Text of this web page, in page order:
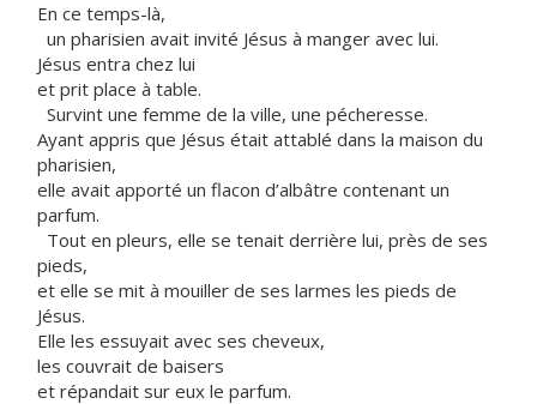
En ce temps-là,
un pharisien avait invité Jésus à manger avec lui.
Jésus entra chez lui
et prit place à table.
Survint une femme de la ville, une pécheresse.
Ayant appris que Jésus était attablé dans la maison du
pharisien,
elle avait apporté un flacon d’albâtre contenant un
parfum.
Tout en pleurs, elle se tenait derrière lui, près de ses
pieds,
et elle se mit à mouiller de ses larmes les pieds de
Jésus.
Elle les essuyait avec ses cheveux,
les couvrait de baisers
et répandait sur eux le parfum.